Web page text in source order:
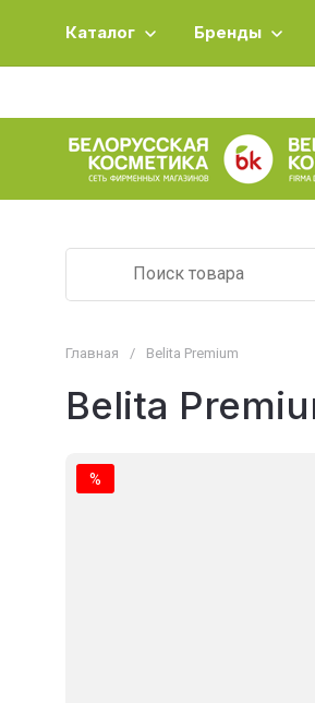
Каталог Бренды
Главная / Belita Premium
Belita
%